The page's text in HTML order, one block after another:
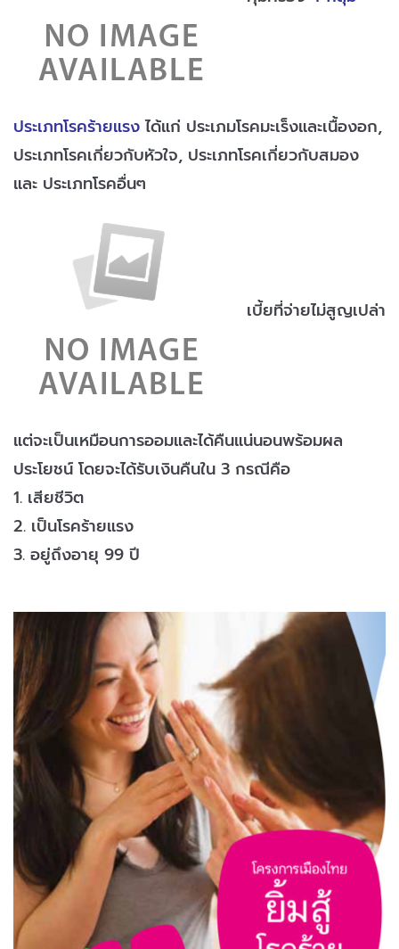
ประเภทโรคร้ายแรง ได้แก่ ประเภมโรคมะเร็งและเนื้องอก,
ประเภทโรคเกี่ยวกับหัวใจ, ประเภทโรคเกี่ยวกับสมอง
และ ประเภทโรคอื่นๆ
เบี้ยที่จ่ายไม่สูญเปล่า
แต่จะเป็นเหมือนการออมและได้คืนแน่นอนพร้อมผล
ประโยชน์ โดยจะได้รับเงินคืนใน 3 กรณีคือ
1. เสียชีวิต
2. เป็นโรคร้ายแรง
3. อยู่ถึงอายุ 99 ปี